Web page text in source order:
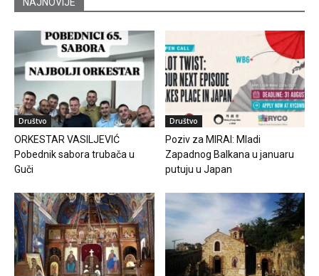
NAJNOVIJE
Društvo
ORKESTAR VASILJEVIĆ
Pobednik sabora trubača u
Guči
Društvo
Poziv za MIRAI: Mladi
Zapadnog Balkana u januaru
putuju u Japan